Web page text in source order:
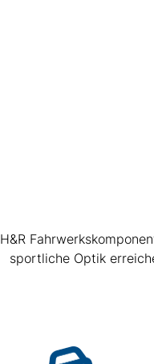
H&R
sportliche Optik